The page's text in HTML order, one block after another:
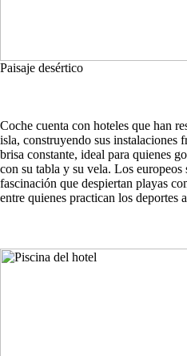
Paisaje desértico
Coche cuenta con hoteles que han
isla, construyendo sus instalaciones
brisa constante, ideal para quienes
con su tabla y su vela. Los europeos
fascinación que despiertan playas
entre quienes practican los deportes